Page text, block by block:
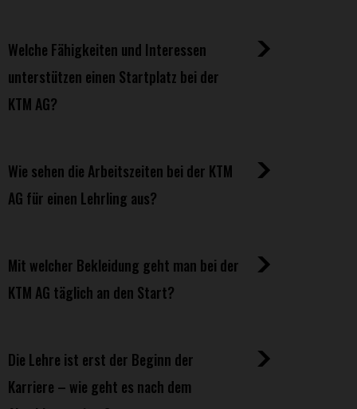
Welche Fähigkeiten und Interessen
unterstützen einen Startplatz bei der
KTM AG?
Wie sehen die Arbeitszeiten bei der KTM
AG für einen Lehrling aus?
Mit welcher Bekleidung geht man bei der
KTM AG täglich an den Start?
Die Lehre ist erst der Beginn der
Karriere – wie geht es nach dem